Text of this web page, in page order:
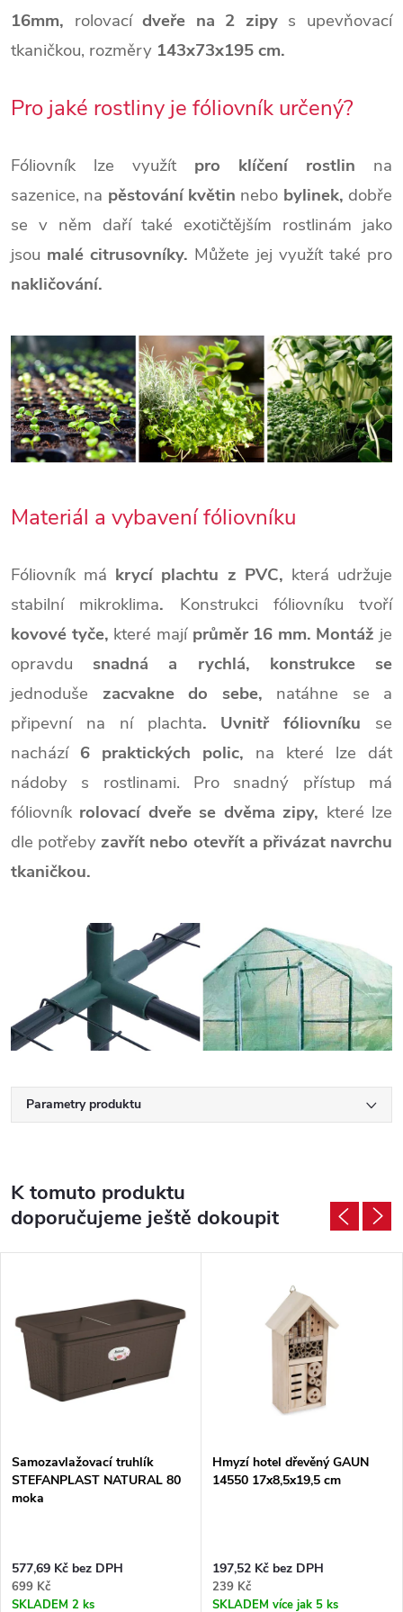
16mm, rolovacídveře na 2 zipy s upevňovací
tkaničkou, rozměry 143x73x195cm.
Pro jaké rostliny je fóliovník určený?
Fóliovník lze využít pro klíčení rostlin na
sazenice, na pěstování květin nebo bylinek, dobře
se v něm daří také exotičtějším rostlinám jako
jsou malé citrusovníky. Můžete jej využít také pro
nakličování.
Materiál a vybavení fóliovníku
Fóliovník má krycí plachtu z PVC, která udržuje
stabilní mikroklima. Konstrukci fóliovníku tvoří
kovové tyče, které mají průměr 16 mm. Montáž je
opravdusnadná a rychlá,
konstrukce se
jednoduše zacvakne do sebe, natáhne se a
připevní na ní plachta. Uvnitř fóliovníku se
nachází 6 praktických polic, na které lze dát
nádoby s rostlinami. Pro snadný přístup má
fóliovník rolovací dveře se dvěma zipy, které lze
dle potřeby zavřít nebo otevřít a přivázat navrchu
tkaničkou.
Parametry produktu
K tomuto produktu
doporučujeme ještě dokoupit
Samozavlažovací truhlík
STEFANPLAST NATURAL 80
moka
577,69 Kč bez DPH
699 Kč
SKLADEM 2 ks
Hmyzí hotel dřevěný GAUN
14550 17x8,5x19,5 cm
197,52 Kč bez DPH
239 Kč
SKLADEM více jak 5 ks